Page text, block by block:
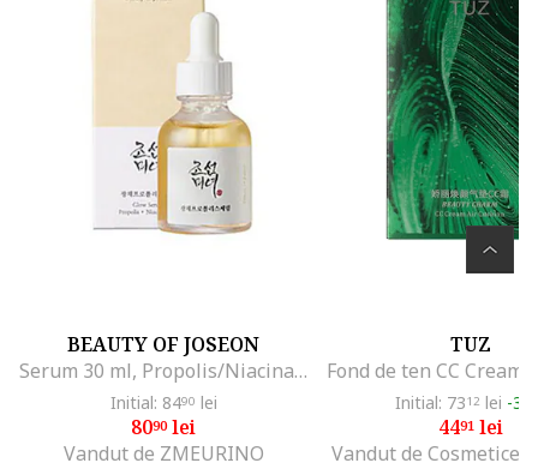
BEAUTY OF JOSEON
Serum 30 ml, Propolis/Niacinamda
Initial: 8490 lei
8090lei
Vandut de ZMEURINO
TUZ
Initial: 7312 lei -
4491 lei
Vandut de Cosmetice